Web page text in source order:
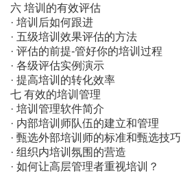
六 培训的有效评估
· 培训后如何跟进
· 五级培训效果评估的方法
· 评估的前提-管好你的培训过程
· 各级评估实例演示
· 提高培训的转化效率
七 有效的培训管理
· 培训管理软件简介
· 内部培训师队伍的建立和管理
· 甄选外部培训师的标准和甄选技巧
· 组织内培训氛围的营造
· 如何让高层管理者重视培训？